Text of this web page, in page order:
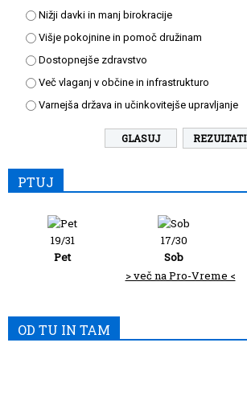
Nižji davki in manj birokracije
Višje pokojnine in pomoč družinam
Dostopnejše zdravstvo
Več vlaganj v občine in infrastrukturo
Varnejša država in učinkovitejše upravljanje
REZULTATI
PTUJ
19/31
Pet
17/30
Sob
> več na Pro-Vreme <
OD TU IN TAM